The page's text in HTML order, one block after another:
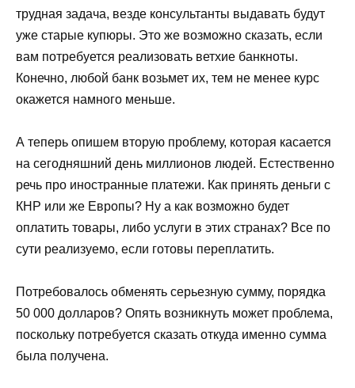
трудная задача, везде консультанты выдавать будут
уже старые купюры. Это же возможно сказать, если
вам потребуется реализовать ветхие банкноты.
Конечно, любой банк возьмет их, тем не менее курс
окажется намного меньше.
А теперь опишем вторую проблему, которая касается
на сегодняшний день миллионов людей. Естественно
речь про иностранные платежи. Как принять деньги с
КНР или же Европы? Ну а как возможно будет
оплатить товары, либо услуги в этих странах? Все по
сути реализуемо, если готовы переплатить.
Потребовалось обменять серьезную сумму, порядка
50 000 долларов? Опять возникнуть может проблема,
поскольку потребуется сказать откуда именно сумма
была получена.